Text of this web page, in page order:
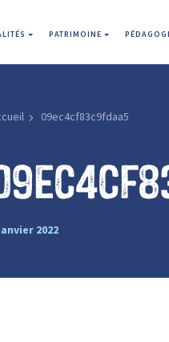
PATRIMOINE
09ec4cf83c9fdaa5
2022